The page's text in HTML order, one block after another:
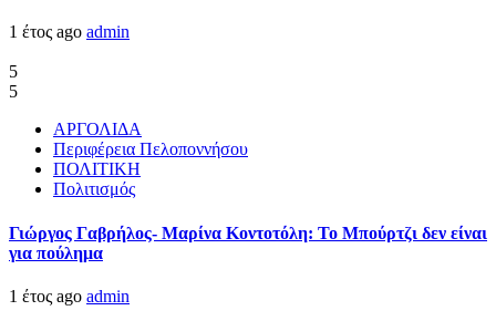
1 έτος ago admin
5
5
ΑΡΓΟΛΙΔΑ
Περιφέρεια Πελοποννήσου
ΠΟΛΙΤΙΚΗ
Πολιτισμός
Γιώργος Γαβρήλος- Μαρίνα Κοντοτόλη: Το Μπούρτζι δεν είναι
για πούλημα
1 έτος ago admin